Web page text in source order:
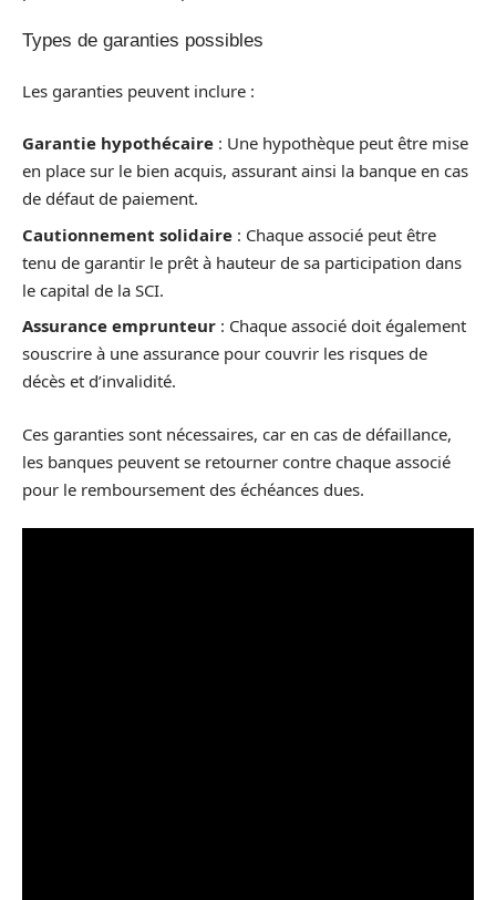
Types de garanties possibles
Les garanties peuvent inclure :
Garantie hypothécaire : Une hypothèque peut être mise
en place sur le bien acquis, assurant ainsi la banque en cas
de défaut de paiement.
Cautionnement solidaire : Chaque associé peut être
tenu de garantir le prêt à hauteur de sa participation dans
le capital de la SCI.
Assurance emprunteur : Chaque associé doit également
souscrire à une assurance pour couvrir les risques de
décès et d’invalidité.
Ces garanties sont nécessaires, car en cas de défaillance,
les banques peuvent se retourner contre chaque associé
pour le remboursement des échéances dues.